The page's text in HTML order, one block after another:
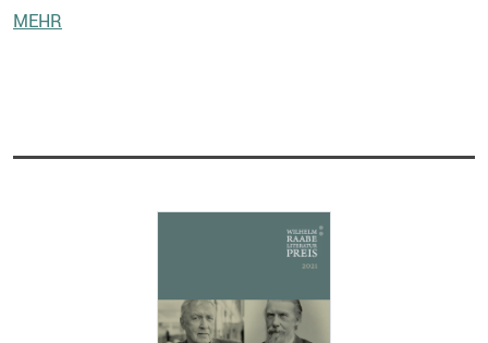
MEHR